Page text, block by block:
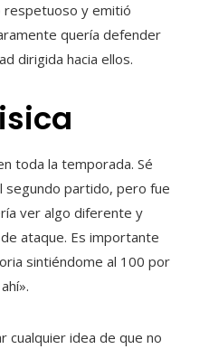
respetuoso y emitió
quería defender
dirigida hacia ellos.
toda la temporada. Sé
segundo partido, pero fue
ver algo diferente y
ataque. Es importante
sintiéndome al 100 por
cualquier idea de que no